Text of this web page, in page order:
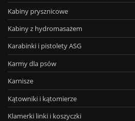
Kabiny prysznicowe
Kabiny z hydromasażem
Karabinki i pistolety ASG
Karmy dla psów
Karnisze
Kątowniki i kątomierze
Klamerki linki i koszyczki